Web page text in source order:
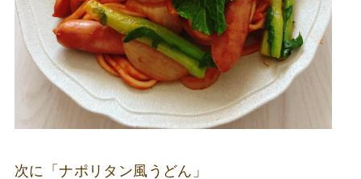
次に「ナポリタン風うどん」